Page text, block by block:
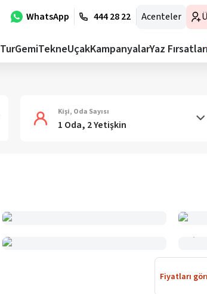
WhatsApp 444 28 22 Acenteler
TurGemiTekneUçakKampanyalarYaz
Kişi, Oda Sayısı
1 Oda, 2 Yetişkin
Fiyatları